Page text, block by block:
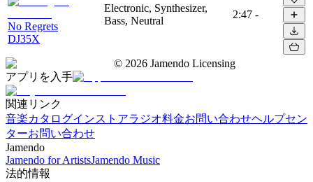
No Regrets
DJ35X
Electronic, Synthesizer,
Bass, Neutral
2:47 -
© 2026 Jamendo Licensing
アプリを入手
関連リンク
音楽カタログインストアラジオ料金お問い合わせヘルプセン
ターお問い合わせ
Jamendo
Jamendo for ArtistsJamendo Music
法的情報